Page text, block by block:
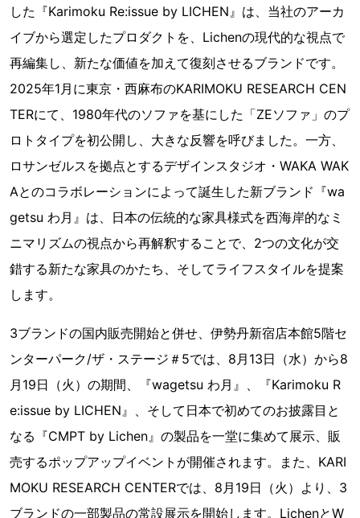
した『Karimoku Re:issue by LICHEN』は、当社のアーカ
イブから選定したプロダクトを、Lichenの現代的な視点で
再編集し、新たな価値を加えて復刻させるブランドです。
2025年1月に東京・西麻布のKARIMOKU RESEARCH CEN
TERにて、1980年代のソファを基にした「ZEソファ」のプ
ロトタイプを初公開し、大きな反響を呼びました。一方、
ロサンゼルスを拠点とするデザインスタジオ・WAKA WAK
Aとのコラボレーションによって誕生した新ブランド『wa
getsu わ月』は、日本の伝統的な家具様式を西海岸的なミ
ニマリズムの視点から再解釈することで、2つの文化が交
錯する新たな家具のかたち、そしてライフスタイルを提案
します。
3ブランドの国内販売開始と併せ、伊勢丹新宿店本館5階セ
ンターパーク/ザ・ステージ＃5では、8月13日（水）から8
月19日（火）の期間、『wagetsu わ月』、『Karimoku R
e:issue by LICHEN』、そして日本で初めてのお披露目と
なる『CMPT by Lichen』の製品を一堂に集めて展示、販
売するポップアップイベントが開催されます。また、KARI
MOKU RESEARCH CENTERでは、8月19日（火）より、3
ブランドの一部製品の常設展示を開始します。LichenとW